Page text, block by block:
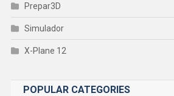
Prepar3D
Simulador
X-Plane 12
POPULAR CATEGORIES